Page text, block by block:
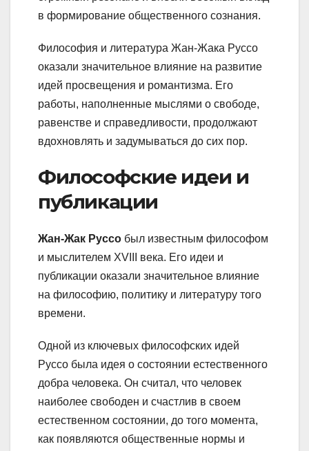
в формирование общественного сознания.
Философия и литература Жан-Жака Руссо
оказали значительное влияние на развитие
идей просвещения и романтизма. Его
работы, наполненные мыслями о свободе,
равенстве и справедливости, продолжают
вдохновлять и задумываться до сих пор.
Философские идеи и
публикации
Жан-Жак Руссо был известным философом
и мыслителем XVIII века. Его идеи и
публикации оказали значительное влияние
на философию, политику и литературу того
времени.
Одной из ключевых философских идей
Руссо была идея о состоянии естественного
добра человека. Он считал, что человек
наиболее свободен и счастлив в своем
естественном состоянии, до того момента,
как появляются общественные нормы и